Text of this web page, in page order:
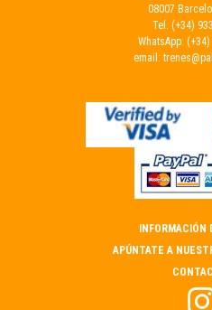
08007
Tel. (+34)
WhatsApp: (+34)
email:
INFORMACIÓN
APÚNTATE A